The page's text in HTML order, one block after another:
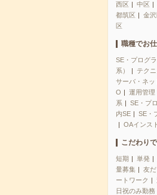
西区 中区
都筑区
金
区
職種でお
SE・プログ
系）
テク
サーバ・ネッ
O
運用管理
系
SE・プ
内SE
SE・
OAインス
こだわり
短期 単発
量募集
友
ートワーク
日祝のみ勤務